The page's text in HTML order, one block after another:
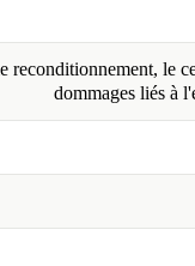
reconditionnement, le
dommages liés à